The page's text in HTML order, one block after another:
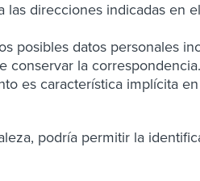
las direcciones indicadas en
posibles datos personales
conservar la
es característica implícita
podría permitir la